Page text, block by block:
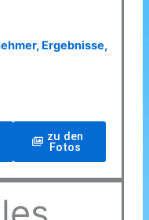
Ergebnisse,
zu den
Fotos